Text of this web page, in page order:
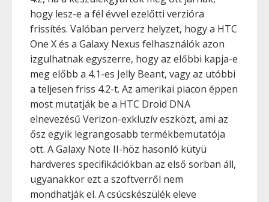
hogy lesz-e a fél évvel ezelőtti verzióra
frissítés. Valóban perverz helyzet, hogy a HTC
One X és a Galaxy Nexus felhasználók azon
izgulhatnak egyszerre, hogy az előbbi kapja-e
meg előbb a 4.1-es Jelly Beant, vagy az utóbbi
a teljesen friss 4.2-t. Az amerikai piacon éppen
most mutatják be a HTC Droid DNA
elnevezésű Verizon-exkluzív eszközt, ami az
ősz egyik legrangosabb termékbemutatója
ott. A Galaxy Note II-höz hasonló kütyü
hardveres specifikációkban az első sorban áll,
ugyanakkor ezt a szoftverről nem
mondhatják el. A csúcskészülék eleve